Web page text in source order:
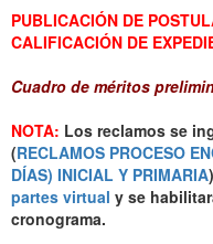
PUBLICACIÓN DE
CALIFICACIÓN DE
Cuadro de méritos
NOTA: Los reclamos se
(RECLAMOS PROCESO
DÍAS) INICIAL Y PRIMARIA
partes virtual y se
cronograma.